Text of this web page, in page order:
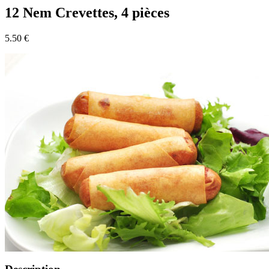
12 Nem Crevettes, 4 pièces
5.50 €